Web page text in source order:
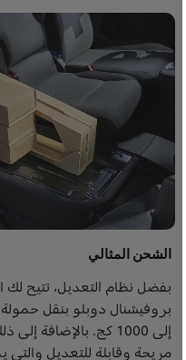
الشحن المثالي
بفضل نظام التعديل، تتيح لك
إلى 1000 كج. بالإضافة
مريحة وقابلة للتعديل والتي